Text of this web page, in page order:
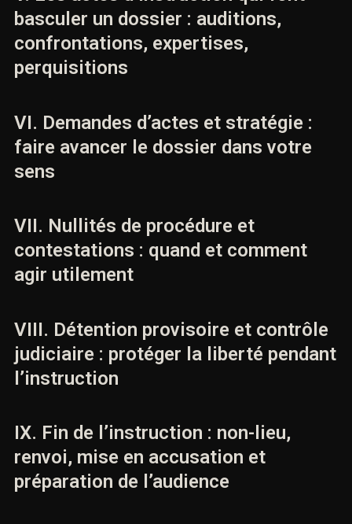
basculer un dossier : auditions,
confrontations, expertises,
perquisitions
VI. Demandes d’actes et stratégie :
faire avancer le dossier dans votre
sens
VII. Nullités de procédure et
contestations : quand et comment
agir utilement
VIII. Détention provisoire et contrôle
judiciaire : protéger la liberté pendant
l’instruction
IX. Fin de l’instruction : non-lieu,
renvoi, mise en accusation et
préparation de l’audience